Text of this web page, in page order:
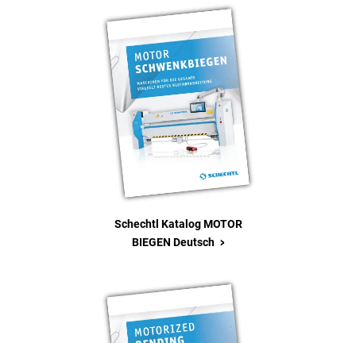
Schechtl Katalog MOTOR
BIEGEN Deutsch >